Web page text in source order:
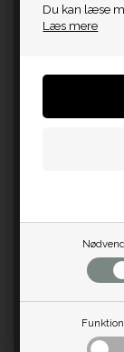
Du kan læse
Læs mere